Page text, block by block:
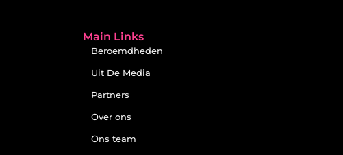
Main Links
Beroemdheden
Uit De Media
Partners
Over ons
Ons team